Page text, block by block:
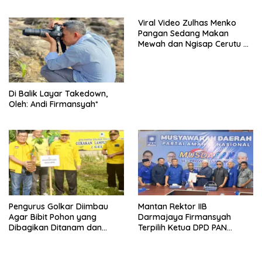
Di Balik Layar Takedown,
Oleh: Andi Firmansyah*
Viral Video Zulhas Menko
Pangan Sedang Makan
Mewah dan Ngisap Cerutu di
Pengurus Golkar Diimbau
Agar Bibit Pohon yang
Dibagikan Ditanam dan
Mantan Rektor IIB
Darmajaya Firmansyah
Terpilih Ketua DPD PAN